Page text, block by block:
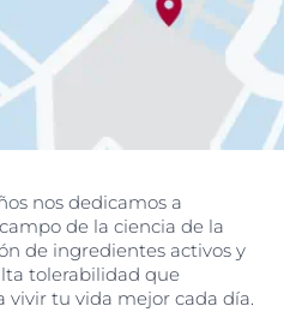
nos dedicamos a
de la ciencia de la
de ingredientes activos y
tolerabilidad que
vivir tu vida mejor cada día.